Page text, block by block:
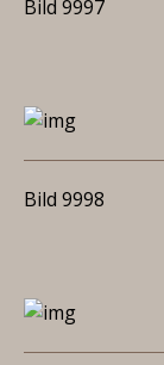
Bild 9997
Bild 9998